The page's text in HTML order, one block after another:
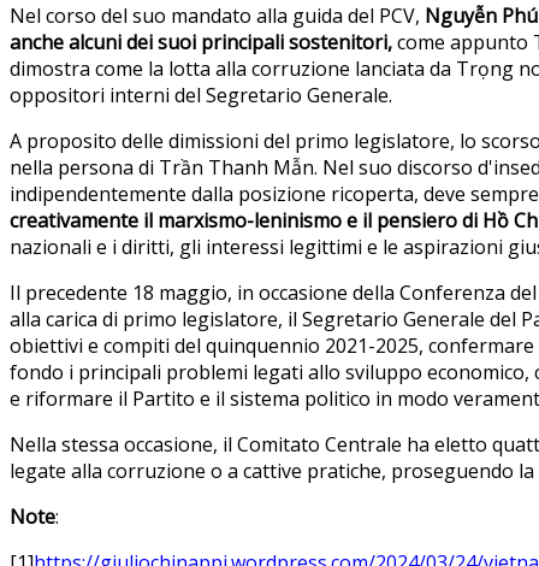
Nel corso del suo mandato alla guida del PCV, Nguyễn
anche alcuni dei suoi principali sostenitori,come appunto
dimostra come la lotta alla corruzione lanciata da Trọng
oppositori interni del Segretario Generale.
A proposito delle dimissioni del primo legislatore, lo
nella persona di Trần Thanh Mẫn. Nel suo discorso
indipendentemente dalla posizione ricoperta, deve
creativamente il marxismo-leninismo e il pensiero di Hồ
nazionali e i diritti, gli interessi legittimi e le aspirazioni
Il precedente 18 maggio, in occasione della Conferenza
alla carica di primo legislatore, il Segretario Generale del
obiettivi e compiti del quinquennio 2021-2025,
fondo i principali problemi legati allo sviluppo
e riformare il Partito e il sistema politico in modo
Nella stessa occasione, il Comitato Centrale ha eletto
legate alla corruzione o a cattive pratiche, proseguendo
Note: